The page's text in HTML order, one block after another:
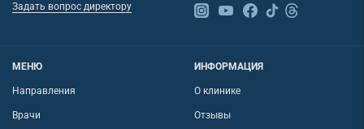
Задать вопрос директору
МЕНЮ
Направления
Врачи
ИНФОРМАЦИЯ
О клинике
Отзывы